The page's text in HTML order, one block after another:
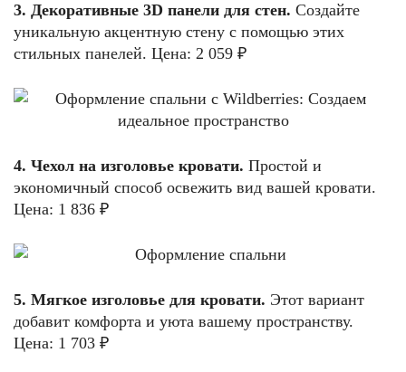
3. Декоративные 3D панели для стен. Создайте
уникальную акцентную стену с помощью этих
стильных панелей. Цена: 2 059 ₽
4. Чехол на изголовье кровати. Простой и
экономичный способ освежить вид вашей кровати.
Цена: 1 836 ₽
5. Мягкое изголовье для кровати. Этот вариант
добавит комфорта и уюта вашему пространству.
Цена: 1 703 ₽